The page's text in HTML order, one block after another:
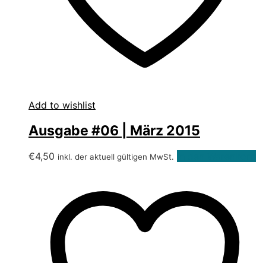
Add to wishlist
Ausgabe #06 | März 2015
€4,50 inkl. der aktuell gültigen MwSt.